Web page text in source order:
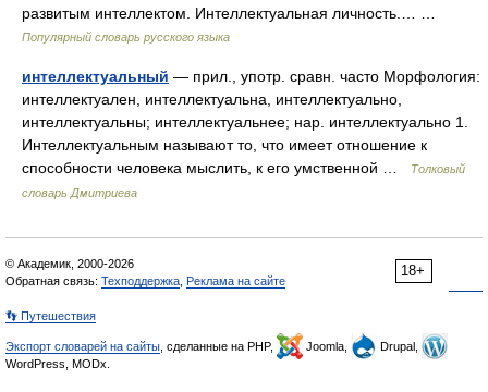
развитым интеллектом. Интеллектуальная личность.… …
Популярный словарь русского языка
интеллектуальный — прил., употр. сравн. часто Морфология:
интеллектуален, интеллектуальна, интеллектуально,
интеллектуальны; интеллектуальнее; нар. интеллектуально 1.
Интеллектуальным называют то, что имеет отношение к
способности человека мыслить, к его умственной …
Толковый
словарь Дмитриева
18+
© Академик, 2000-2026
Обратная связь: Техподдержка Реклама на сайте
👣 Путешествия
Экспорт словарей на сайты , сделанные на PHP, Joomla,
Drupal,
WordPress, MODx.